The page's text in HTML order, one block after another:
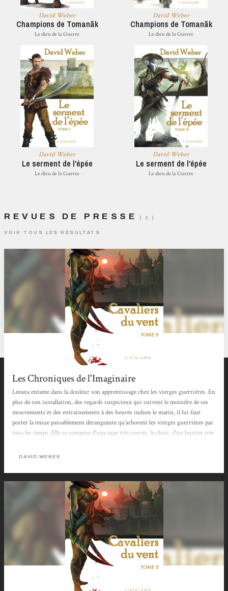
David Weber
Champions de Tomanãk
Le dieu de la Guerre
David Weber
Champions de Tomanãk
Le dieu de la Guerre
David Weber
Le serment de l'épée
Le dieu de la Guerre
David Weber
Le serment de l'épée
Le dieu de la Guerre
REVUES DE PRESSE ( 2 )
VOIR TOUS LES RÉSULTATS
Les Chroniques de l'Imaginaire
Leeana entame dans la douleur son apprentissage chez les vierges guerrières. En
plus de son installation, des regards suspicieux qui suivent le moindre de ses
mouvements et des entraînements à des heures indues le matin, il lui faut
porter la tenue passablement dérangeante qu'arborent les vierges guerrières par
tous les temps. Elle se compose d'une jupe très courte, le chari, d'un bustier très
plus que tout, elle doit aller pieds nus. En dépit de cette prise de contact abrupte
DAVID WEBER